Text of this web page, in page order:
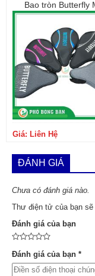
Bao tròn Butterfly
Giá: Liên Hệ
ĐÁNH GIÁ
Chưa có đánh giá nào.
Thư điện tử của bạn
Đánh giá của bạn
Đánh giá của bạn *